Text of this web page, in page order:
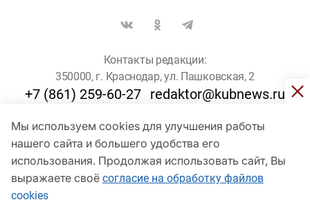
Мы используем cookies для улучшения работы
нашего сайта и большего удобства его
использования. Продолжая использовать сайт, Вы
выражаете своё согласие на обработку файлов
cookies
Контакты редакции:
350000, г. Краснодар, ул. Пашковская, 2
+7 (861) 259-60-27 redaktor@kubnews.ru
Для пользователей старше 16 лет
© Кубанские Новости, 2017
Сетевое издание «kubnews» зарегистрировано Федеральной
службой по надзору в сфере связи, информационных технологий